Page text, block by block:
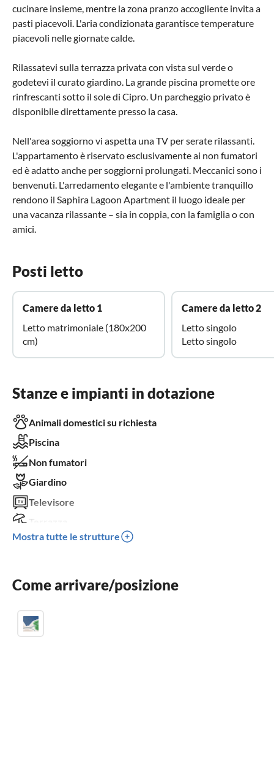
cucinare insieme, mentre la zona pranzo accogliente invita a
pasti piacevoli. L'aria condizionata garantisce temperature
piacevoli nelle giornate calde.
Rilassatevi sulla terrazza privata con vista sul verde o
godetevi il curato giardino. La grande piscina promette ore
rinfrescanti sotto il sole di Cipro. Un parcheggio privato è
disponibile direttamente presso la casa.
Nell'area soggiorno vi aspetta una TV per serate rilassanti.
L'appartamento è riservato esclusivamente ai non fumatori
ed è adatto anche per soggiorni prolungati. Meccanici sono i
benvenuti. L'arredamento elegante e l'ambiente tranquillo
rendono il Saphira Lagoon Apartment il luogo ideale per
una vacanza rilassante – sia in coppia, con la famiglia o con
amici.
Posti letto
Camere da letto 1
Letto matrimoniale (180x200
cm)
Camere da letto 2
Letto singolo
Letto singolo
Stanze e impianti in dotazione
Animali domestici su richiesta
Piscina
Non fumatori
Giardino
Televisore
Terrazza
Lavastoviglie
Posto auto
Mostra tutte le strutture
Come arrivare/posizione